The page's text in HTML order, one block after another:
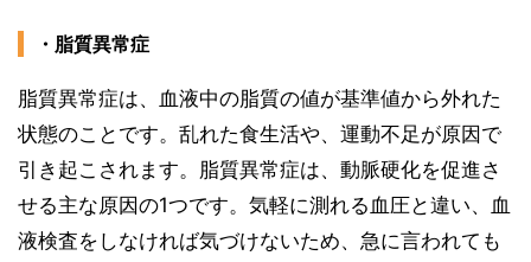
・脂質異常症
脂質異常症は、血液中の脂質の値が基準値から外れた
状態のことです。乱れた食生活や、運動不足が原因で
引き起こされます。脂質異常症は、動脈硬化を促進さ
せる主な原因の1つです。気軽に測れる血圧と違い、血
液検査をしなければ気づけないため、急に言われても